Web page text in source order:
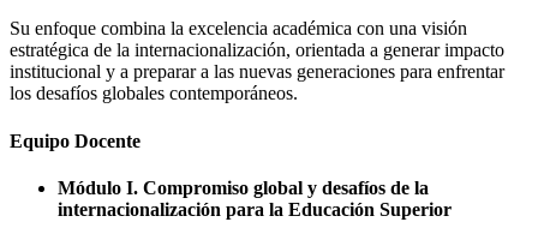
Su enfoque combina la excelencia académica con una visión
estratégica de la internacionalización, orientada a generar impacto
institucional y a preparar a las nuevas generaciones para enfrentar
los desafíos globales contemporáneos.
Equipo Docente
Módulo I. Compromiso global y desafíos de la
internacionalización para la Educación Superior